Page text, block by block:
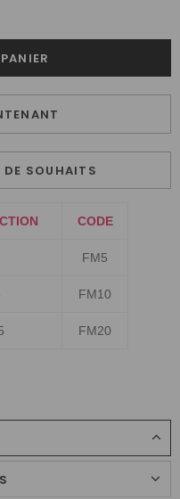
SOUHAITS
CODE
FM5
FM10
FM20